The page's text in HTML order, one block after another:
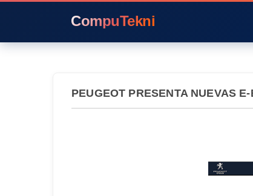
CompuTekni
PEUGEOT PRESENTA NUEVAS